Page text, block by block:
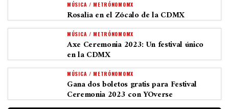
MÚSICA / METRÓNOMOMX
Rosalía en el Zócalo de la CDMX
MÚSICA / METRÓNOMOMX
Axe Ceremonia 2023: Un festival único
en la CDMX
MÚSICA / METRÓNOMOMX
Gana dos boletos gratis para Festival
Ceremonia 2023 con YOverse